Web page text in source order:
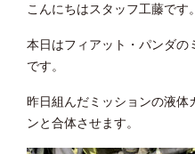
こんにちはスタッフ工藤です。
本日はフィアット・パンダの
です。
昨日組んだミッションの液体
ンと合体させます。